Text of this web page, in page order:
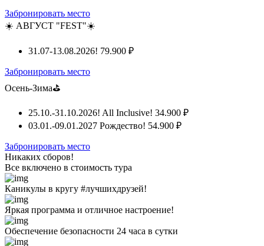
Забронировать место
☀️ АВГУСТ "FEST"☀️
31.07-13.08.2026! 79.900 ₽
Забронировать место
Осень-Зима⛳
25.10.-31.10.2026! All Inclusive! 34.900 ₽
03.01.-09.01.2027 Рождество! 54.900 ₽
Забронировать место
Никаких сборов!
Все включено в стоимость тура
Каникулы в кругу #лучшихдрузей!
Яркая программа и отличное настроение!
Обеспечение безопасности 24 часа в сутки